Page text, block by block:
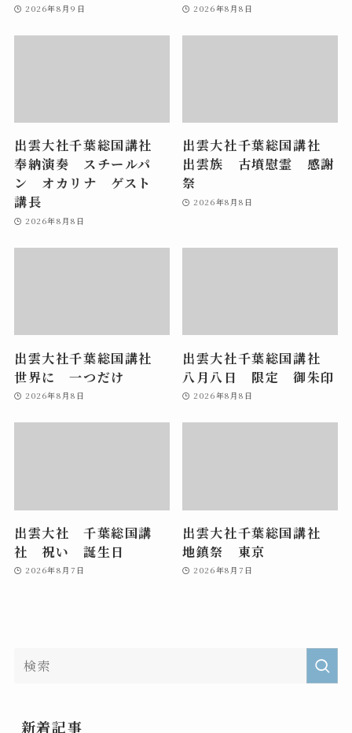
2026年8月9日 2026年8月8日
出雲大社千葉総国講社
奉納演奏 スチールパ
ン オカリナ ゲスト
講長
2026年8月8日
出雲大社千葉総国講社
出雲族 古墳慰霊 感謝
祭
2026年8月8日
出雲大社千葉総国講社
世界に 一つだけ
2026年8月8日
出雲大社千葉総国講社
八月八日 限定 御朱印
2026年8月8日
出雲大社 千葉総国講
社 祝い 誕生日
2026年8月7日
出雲大社千葉総国講社
地鎮祭 東京
2026年8月7日
新着記事